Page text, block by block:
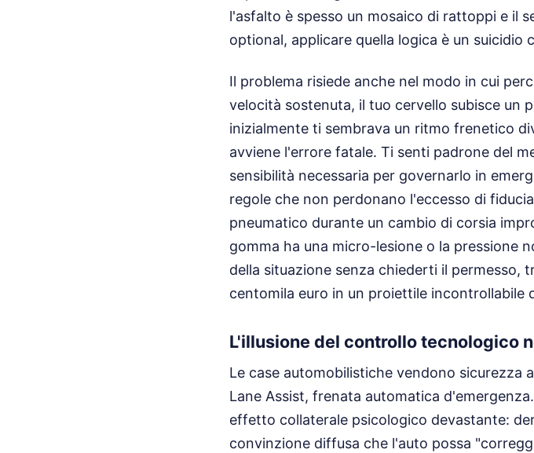
l'asfalto è spesso un mosaico di rattoppi e il
optional, applicare quella logica è un suicidio
Il problema risiede anche nel modo in cui
velocità sostenuta, il tuo cervello subisce un
inizialmente ti sembrava un ritmo frenetico
avviene l'errore fatale. Ti senti padrone del
sensibilità necessaria per governarlo in
regole che non perdonano l'eccesso di
pneumatico durante un cambio di corsia
gomma ha una micro-lesione o la pressione
della situazione senza chiederti il permesso,
centomila euro in un proiettile incontrollabile
L'illusione del controllo tecnologico
Le case automobilistiche vendono sicurezza
Lane Assist, frenata automatica
effetto collaterale psicologico devastante:
convinzione diffusa che l'auto possa